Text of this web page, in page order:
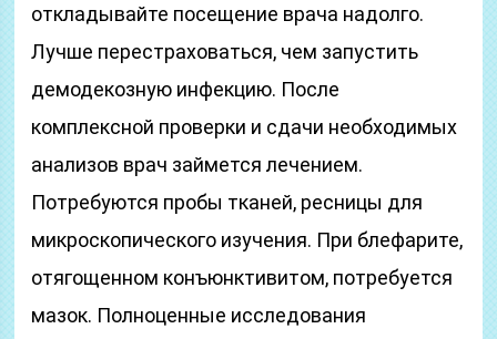
откладывайте посещение врача надолго.
Лучше перестраховаться, чем запустить
демодекозную инфекцию. После
комплексной проверки и сдачи необходимых
анализов врач займется лечением.
Потребуются пробы тканей, ресницы для
микроскопического изучения. При блефарите,
отягощенном конъюнктивитом, потребуется
мазок. Полноценные исследования